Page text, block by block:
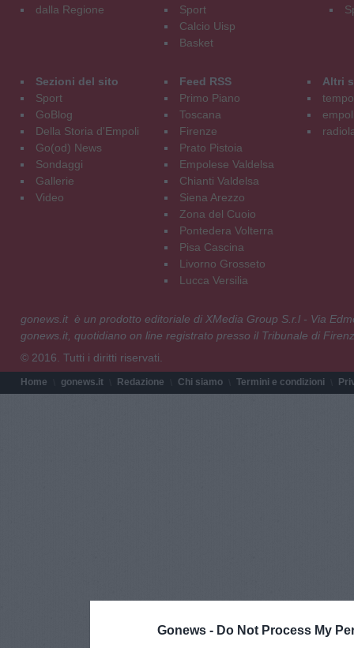
Gonews - Do Not Process My
dalla Regione
Sport
Calcio Uisp
Basket
Sezioni del sito
Sport
GoBlog
Della Storia d'Empoli
Go(od) News
Sondaggi
Gallerie
Video
Feed RSS
Primo Piano
Toscana
Firenze
Prato Pistoia
Empolese Valdelsa
Chianti Valdelsa
Siena Arezzo
Zona del Cuoio
Pontedera Volterra
Pisa Cascina
Livorno Grosseto
Lucca Versilia
Altri
gonews.it è un prodotto editoriale di XMedia Group S.r.l - Via
gonews.it, quotidiano on line registrato presso il Tribunale di
© 2016. Tutti i diritti riservati.
Home gonews.it Redazione Chi siamo Termini e condizioni